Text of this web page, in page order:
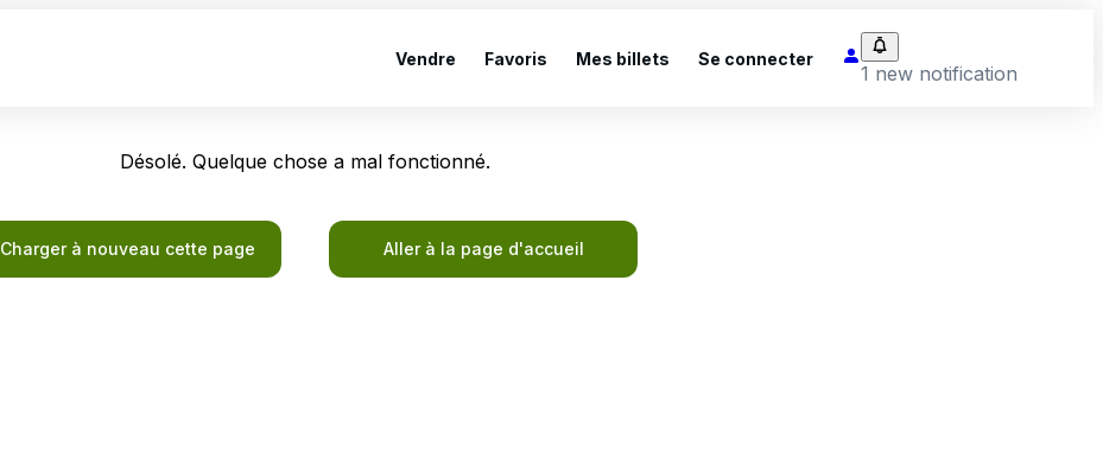
Vendre Favoris Mes billets Se connecter
1 new notification
Désolé. Quelque chose a mal fonctionné.
Charger à nouveau cette page Aller à la page d'accueil